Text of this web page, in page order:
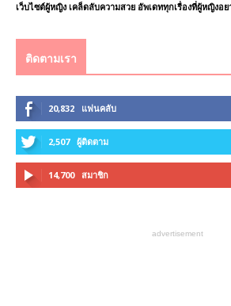
เว็บไซต์ผู้หญิง เคล็ดลับความสวย อัพเดททุกเรื่องที่ผู้หญิงอย
ติดตามเรา
20,832 แฟนคลับ
2,507 ผู้ติดตาม
14,700 สมาชิก
advertisement